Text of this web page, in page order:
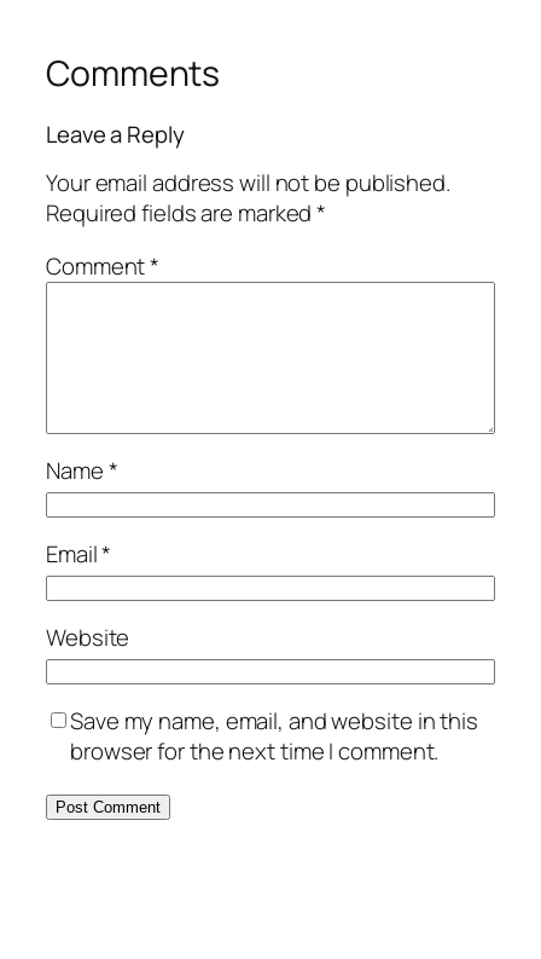
Comments
Leave a Reply
Your email address will not be published.
Required fields are marked*
Comment*
Name*
Email*
Website
Save my name, email, and website in this
browser for the next time I comment.